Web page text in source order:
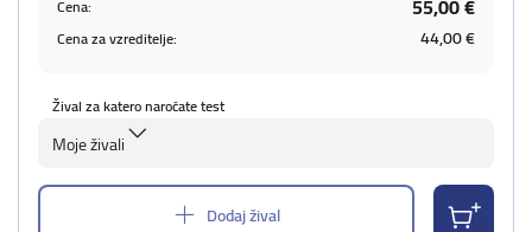
Cena: 55,00 €
Cena za vzreditelje: 44,00 €
Žival za katero naročate test
Moje živali
Dodaj žival